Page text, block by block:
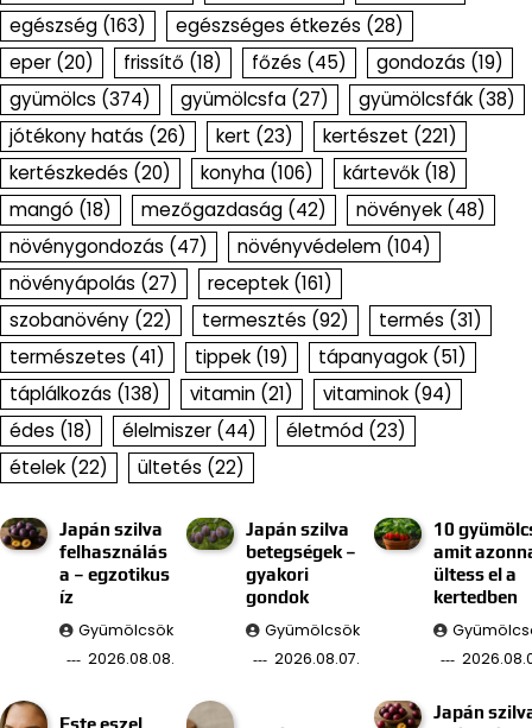
egészség (163) egészséges étkezés (28)
eper (20) frissítő (18) főzés (45) gondozás (19)
gyümölcs (374) gyümölcsfa (27) gyümölcsfák (38)
jótékony hatás (26) kert (23) kertészet (221)
kertészkedés (20) konyha (106) kártevők (18)
mangó (18) mezőgazdaság (42) növények (48)
növénygondozás (47) növényvédelem (104)
növényápolás (27) receptek (161)
szobanövény (22) termesztés (92) termés (31)
természetes (41) tippek (19) tápanyagok (51)
táplálkozás (138) vitamin (21) vitaminok (94)
édes (18) élelmiszer (44) életmód (23)
ételek (22) ültetés (22)
Japán szilva
felhasználás
a – egzotikus
íz
Gyümölcsök
2026.08.08.
Japán szilva
betegségek –
gyakori
gondok
Gyümölcsök
2026.08.07.
10
amit
ültess el a
kertedben
Este eszel
Japán